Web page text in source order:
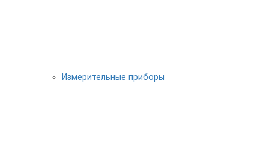
Измерительные приборы